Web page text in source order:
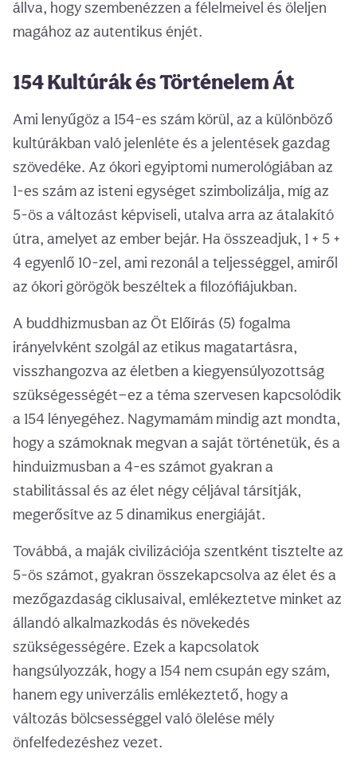
állva, hogy szembenézzen a félelmeivel és öleljen
magához az autentikus énjét.
154 Kultúrák és Történelem Át
Ami lenyűgöz a 154-es szám körül, az a különböző
kultúrákban való jelenléte és a jelentések gazdag
szövedéke. Az ókori egyiptomi numerológiában az
1-es szám az isteni egységet szimbolizálja, míg az
5-ös a változást képviseli, utalva arra az átalakító
útra, amelyet az ember bejár. Ha összeadjuk, 1 + 5 +
4 egyenlő 10-zel, ami rezonál a teljességgel, amiről
az ókori görögök beszéltek a filozófiájukban.
A buddhizmusban az Öt Előírás (5) fogalma
irányelvként szolgál az etikus magatartásra,
visszhangozva az életben a kiegyensúlyozottság
szükségességét—ez a téma szervesen kapcsolódik
a 154 lényegéhez. Nagymamám mindig azt mondta,
hogy a számoknak megvan a saját történetük, és a
hinduizmusban a 4-es számot gyakran a
stabilitással és az élet négy céljával társítják,
megerősítve az 5 dinamikus energiáját.
Továbbá, a maják civilizációja szentként tisztelte az
5-ös számot, gyakran összekapcsolva az élet és a
mezőgazdaság ciklusaival, emlékeztetve minket az
állandó alkalmazkodás és növekedés
szükségességére. Ezek a kapcsolatok
hangsúlyozzák, hogy a 154 nem csupán egy szám,
hanem egy univerzális emlékeztető, hogy a
változás bölcsességgel való ölelése mély
önfelfedezéshez vezet.